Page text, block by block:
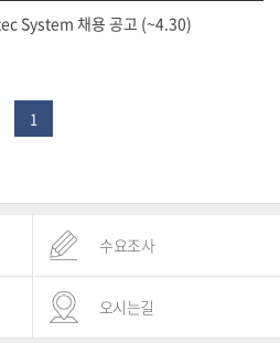
System 채용 공고 (~4.30)
1
수요조사
오시는길